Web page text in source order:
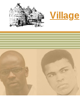
Village